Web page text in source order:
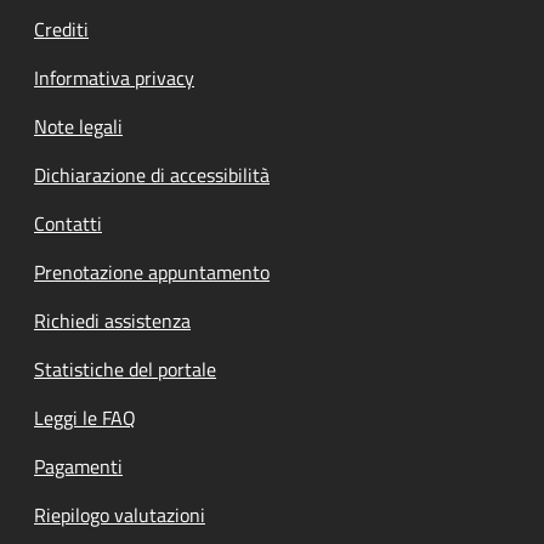
Crediti
Informativa privacy
Note legali
Dichiarazione di accessibilità
Contatti
Prenotazione appuntamento
Richiedi assistenza
Statistiche del portale
Leggi le FAQ
Pagamenti
Riepilogo valutazioni